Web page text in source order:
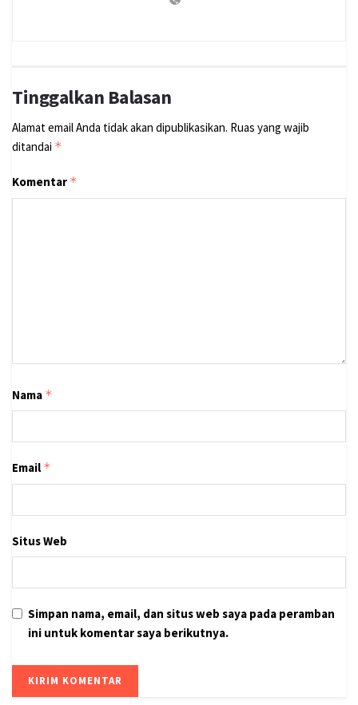
Tinggalkan Balasan
Alamat email Anda tidak akan dipublikasikan. Ruas yang wajib
ditandai *
Komentar *
Nama *
Email *
Situs Web
Simpan nama, email, dan situs web saya pada peramban
ini untuk komentar saya berikutnya.